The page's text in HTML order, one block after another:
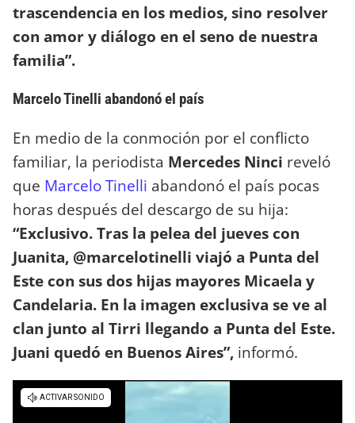
trascendencia en los medios, sino resolver
con amor y diálogo en el seno de nuestra
familia”.
Marcelo Tinelli abandonó el país
En medio de la conmoción por el conflicto
familiar, la periodista Mercedes Ninci reveló
que Marcelo Tinelli abandonó el país pocas
horas después del descargo de su hija:
“Exclusivo. Tras la pelea del jueves con
Juanita, @marcelotinelli viajó a Punta del
Este con sus dos hijas mayores Micaela y
Candelaria. En la imagen exclusiva se ve al
clan junto al Tirri llegando a Punta del Este.
Juani quedó en Buenos Aires”, informó.